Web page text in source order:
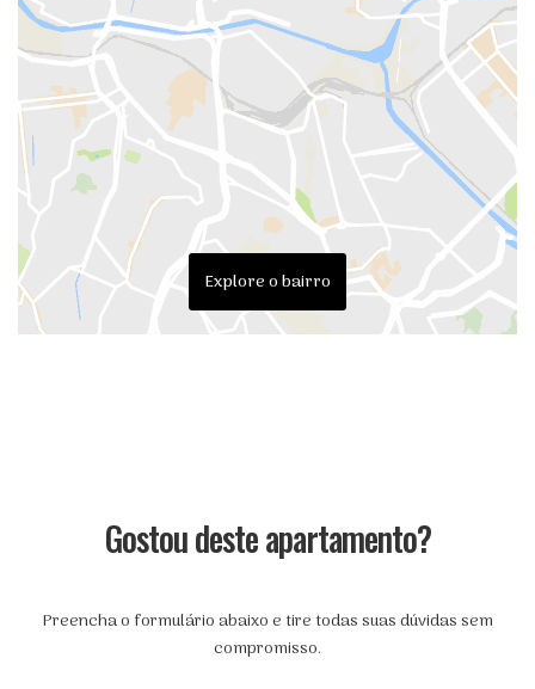
Explore o bairro
Gostou deste apartamento?
Preencha o formulário abaixo e tire todas suas dúvidas sem
compromisso.